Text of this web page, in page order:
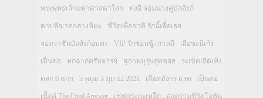
พระพุทธเจ้ามหาศาสดาโลก ทงอี จอมนางคู่บัลลังก์
ดาบพิฆาตกลางหิมะ ชีวิตเพื่อชาติ รักนี้เพื่อเธอ
จอมราชันบัลลังก์อมตะ VIP รักซ่อนชู้ เกาหลี เสือชะนีเก้ง
เป็นต่อ หกฉากครับจารย์ สุภาพบุรุษสุดซอย ระเบิดเถิดเทิง
ตลก 6 ฉาก 3 หนุ่ม 3 มุม x2 2021 เลือดมังกร แรด เป็นต่อ
เนื้อคู่ The Final Answer เชฟกระทะเหล็ก สงครามชีวิตโอชิน